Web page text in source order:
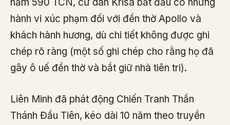
hành vi xúc phạm đối với đền thờ Apollo và
khách hành hương, dù chi tiết không được ghi
chép rõ ràng (một số ghi chép cho rằng họ đã
gây ô uế đền thờ và bắt giữ nhà tiên tri).
Liên Minh đã phát động Chiến Tranh Thần
Thánh Đầu Tiên, kéo dài 10 năm theo truyền